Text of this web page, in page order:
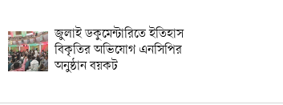
জুলাই ডকুমেন্টারিতে ইতিহাস
বিকৃতির অভিযোগ এনসিপির
অনুষ্ঠান বয়কট